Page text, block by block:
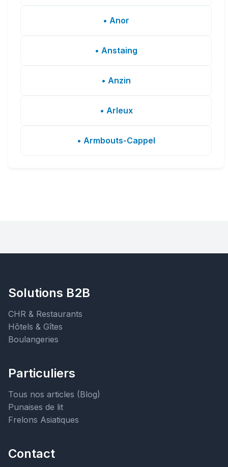
• Anor
• Anstaing
• Anzin
• Arleux
• Armbouts-Cappel
Solutions B2B
CHR & Restaurants
Hôtels & Gîtes
Boulangeries
Particuliers
Tous nos articles (Blog)
Punaises de lit
Frelons Asiatiques
Contact